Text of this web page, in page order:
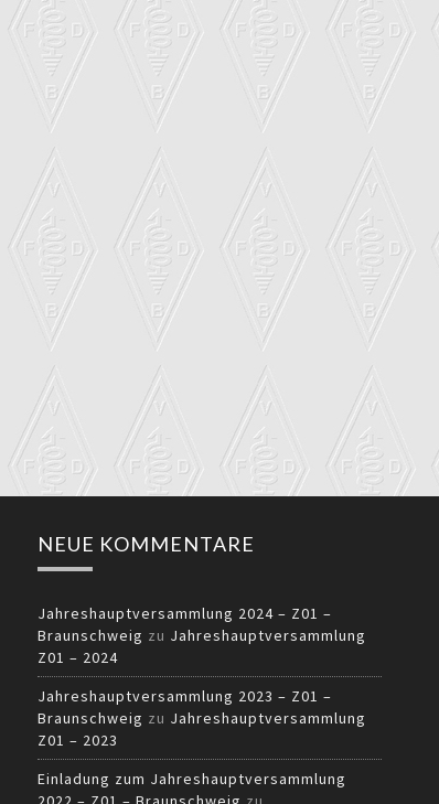
NEUE KOMMENTARE
Jahreshauptversammlung 2024 – Z01 –
Braunschweig zu Jahreshauptversammlung
Z01 – 2024
Jahreshauptversammlung 2023 – Z01 –
Braunschweig zu Jahreshauptversammlung
Z01 – 2023
Einladung zum Jahreshauptversammlung